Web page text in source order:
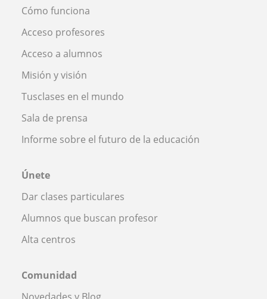
Cómo funciona
Acceso profesores
Acceso a alumnos
Misión y visión
Tusclases en el mundo
Sala de prensa
Informe sobre el futuro de la educación
Únete
Dar clases particulares
Alumnos que buscan profesor
Alta centros
Comunidad
Novedades y Blog